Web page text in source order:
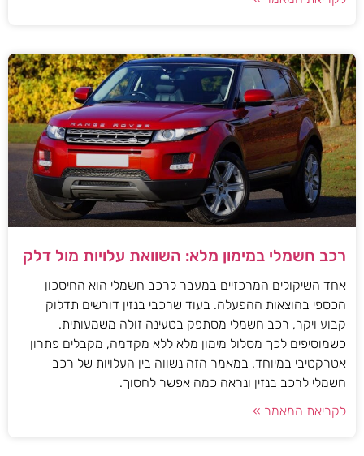
רכב חשמלי במימון מלא: השוואת עלויות מול דלק
אחד השיקולים המרכזיים במעבר לרכב חשמלי הוא החיסכון
הכספי בהוצאות ההפעלה. בעוד שרכבי בנזין דורשים תדלוק
קבוע ויקר, רכב חשמלי מסתפק בטעינה זולה משמעותית.
כשמוסיפים לכך מסלול מימון מלא ללא מקדמה, מקבלים פתרון
אטרקטיבי במיוחד. במאמר הזה נשווה בין העלויות של רכב
חשמלי לרכב בנזין ונראה כמה אפשר לחסוך.
לקריאת המאמר »